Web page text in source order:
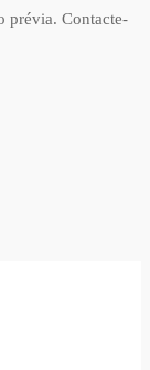
prévia. Contacte-